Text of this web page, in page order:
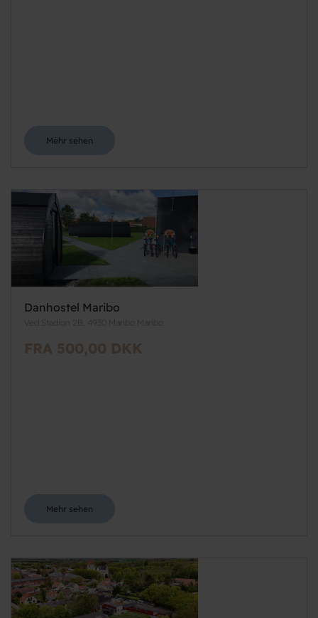
Mehr sehen
Danhostel Maribo
Ved Stadion 2B, 4930 Maribo Maribo
FRA 500,00 DKK
Mehr sehen